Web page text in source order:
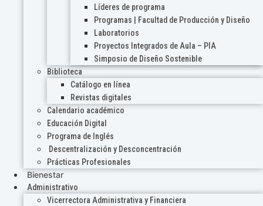
Líderes de programa
Programas | Facultad de Producción y Diseño
Laboratorios
Proyectos Integrados de Aula – PIA
Simposio de Diseño Sostenible
Biblioteca
Catálogo en línea
Revistas digitales
Calendario académico
Educación Digital
Programa de Inglés
Descentralización y Desconcentración
Prácticas Profesionales
Bienestar
Administrativo
Vicerrectora Administrativa y Financiera